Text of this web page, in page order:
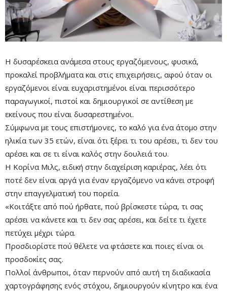
Remaining
Time
-0:00
Η δυσαρέσκεια ανάμεσα στους εργαζόμενους, φυσικά,
προκαλεί προβλήματα και στις επιχειρήσεις, αφού όταν οι
εργαζόμενοι είναι ευχαριστημένοι είναι περισσότερο
παραγωγικοί, πιστοί και δημιουργικοί σε αντίθεση με
εκείνους που είναι δυσαρεστημένοι.
Σύμφωνα με τους επιστήμονες, το καλό για ένα άτομο στην
ηλικία των 35 ετών, είναι ότι ξέρει τι του αρέσει, τι δεν του
αρέσει και σε τι είναι καλός στην δουλειά του.
Η Κορίνα Μιλς, ειδική στην διαχείριση καριέρας, λέει ότι
ποτέ δεν είναι αργά για έναν εργαζόμενο να κάνει στροφή
στην επαγγελματική του πορεία.
«Κοιτάξτε από πού ήρθατε, πού βρίσκεστε τώρα, τι σας
αρέσει να κάνετε και τι δεν σας αρέσει, και δείτε τι έχετε
πετύχει μέχρι τώρα.
Προσδιορίστε πού θέλετε να φτάσετε και ποιες είναι οι
προσδοκίες σας.
Πολλοί άνθρωποι, όταν περνούν από αυτή τη διαδικασία
χαρτογράφησης ενός στόχου, δημιουργούν κίνητρο και ένα